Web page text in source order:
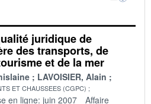
juridique de
des transports, de
et de la mer
LAVOISIER, Alain
ET CHAUSSEES (CGPC)
en ligne: juin 2007
Affaire